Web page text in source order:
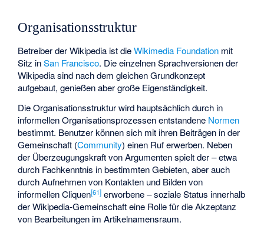
Organisationsstruktur
Betreiber der Wikipedia ist dieWikimedia Foundation mit
Sitz inSan Francisco. Die einzelnen Sprachversionen der
Wikipedia sind nach dem gleichen Grundkonzept
aufgebaut, genießen aber große Eigenständigkeit.
Die Organisationsstruktur wird hauptsächlich durch in
informellen Organisationsprozessen entstandene Normen
bestimmt. Benutzer können sich mit ihren Beiträgen in der
Gemeinschaft (Community) einen Ruf erwerben. Neben
der Überzeugungskraft von Argumenten spielt der – etwa
durch Fachkenntnis in bestimmten Gebieten, aber auch
durch Aufnehmen von Kontakten und Bilden von
informellen Cliquen[61] erworbene – soziale Status innerhalb
der Wikipedia-Gemeinschaft eine Rolle für die Akzeptanz
von Bearbeitungen im Artikelnamensraum.